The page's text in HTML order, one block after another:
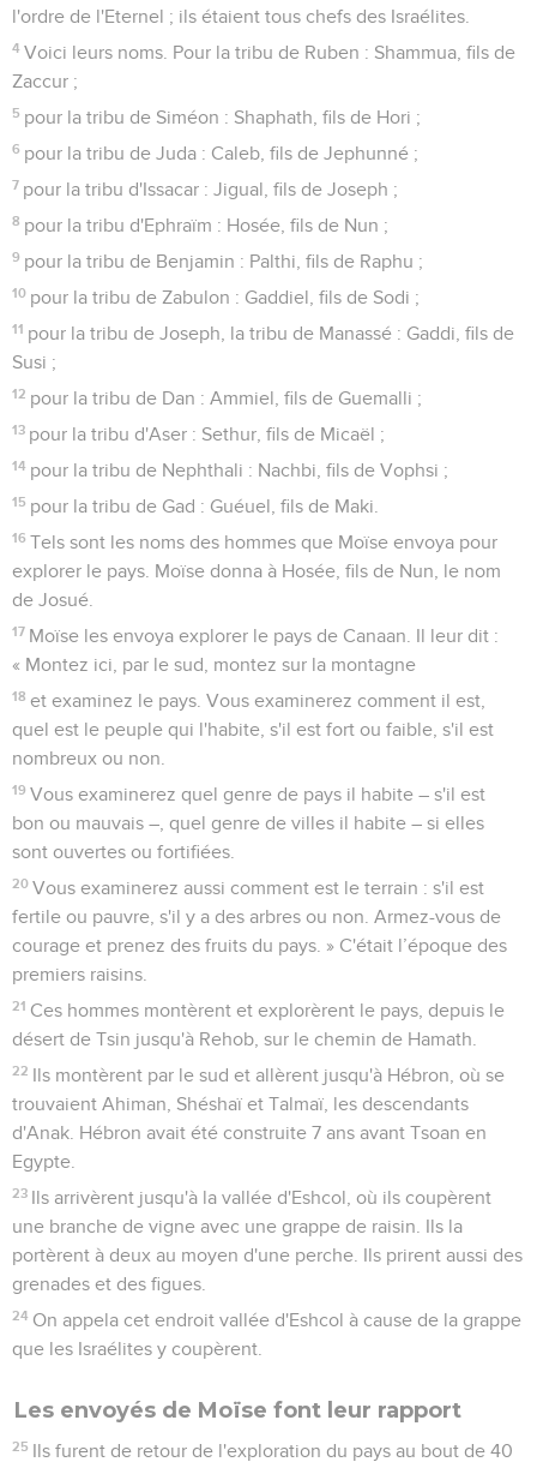
l'ordre de l'Eternel ; ils étaient tous chefs des Israélites.
4 Voici leurs noms. Pour la tribu de Ruben : Shammua, fils de
Zaccur ;
5 pour la tribu de Siméon : Shaphath, fils de Hori ;
6 pour la tribu de Juda : Caleb, fils de Jephunné ;
7 pour la tribu d'Issacar : Jigual, fils de Joseph ;
8 pour la tribu d'Ephraïm : Hosée, fils de Nun ;
9 pour la tribu de Benjamin : Palthi, fils de Raphu ;
10 pour la tribu de Zabulon : Gaddiel, fils de Sodi ;
11 pour la tribu de Joseph, la tribu de Manassé : Gaddi, fils de
Susi ;
12 pour la tribu de Dan : Ammiel, fils de Guemalli ;
13 pour la tribu d'Aser : Sethur, fils de Micaël ;
14 pour la tribu de Nephthali : Nachbi, fils de Vophsi ;
15 pour la tribu de Gad : Guéuel, fils de Maki.
16 Tels sont les noms des hommes que Moïse envoya pour
explorer le pays. Moïse donna à Hosée, fils de Nun, le nom
de Josué.
17 Moïse les envoya explorer le pays de Canaan. Il leur dit :
« Montez ici, par le sud, montez sur la montagne
18 et examinez le pays. Vous examinerez comment il est,
quel est le peuple qui l'habite, s'il est fort ou faible, s'il est
nombreux ou non.
19 Vous examinerez quel genre de pays il habite – s'il est
bon ou mauvais –, quel genre de villes il habite – si elles
sont ouvertes ou fortifiées.
20 Vous examinerez aussi comment est le terrain : s'il est
fertile ou pauvre, s'il y a des arbres ou non. Armez-vous de
courage et prenez des fruits du pays. » C'était l’époque des
premiers raisins.
21 Ces hommes montèrent et explorèrent le pays, depuis le
désert de Tsin jusqu'à Rehob, sur le chemin de Hamath.
22 Ils montèrent par le sud et allèrent jusqu'à Hébron, où se
trouvaient Ahiman, Shéshaï et Talmaï, les descendants
d'Anak. Hébron avait été construite 7 ans avant Tsoan en
Egypte.
23 Ils arrivèrent jusqu'à la vallée d'Eshcol, où ils coupèrent
une branche de vigne avec une grappe de raisin. Ils la
portèrent à deux au moyen d'une perche. Ils prirent aussi des
grenades et des figues.
24 On appela cet endroit vallée d'Eshcol à cause de la grappe
que les Israélites y coupèrent.
Les envoyés de Moïse font leur rapport
25 Ils furent de retour de l'exploration du pays au bout de 40